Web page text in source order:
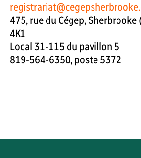
475, rue du Cégep, Sherbrooke
4K1
Local 31-115 du pavillon 5
819-564-6350, poste 5372